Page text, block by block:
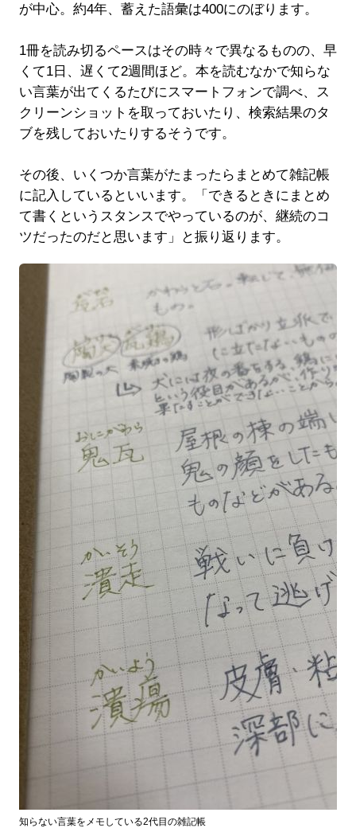
が中心。約4年、蓄えた語彙は400にのぼります。
1冊を読み切るペースはその時々で異なるものの、早
くて1日、遅くて2週間ほど。本を読むなかで知らな
い言葉が出てくるたびにスマートフォンで調べ、ス
クリーンショットを取っておいたり、検索結果のタ
ブを残しておいたりするそうです。
その後、いくつか言葉がたまったらまとめて雑記帳
に記入しているといいます。「できるときにまとめ
て書くというスタンスでやっているのが、継続のコ
ツだったのだと思います」と振り返ります。
知らない言葉をメモしている2代目の雑記帳